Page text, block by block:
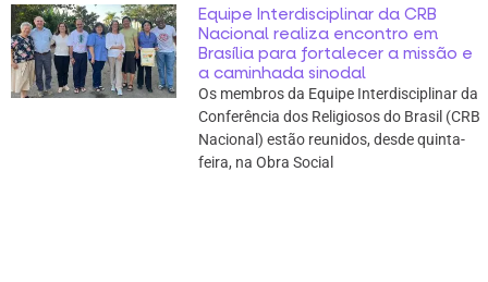
Equipe Interdisciplinar da CRB
Nacional realiza encontro em
Brasília para fortalecer a missão e
a caminhada sinodal
Os membros da Equipe Interdisciplinar da
Conferência dos Religiosos do Brasil (CRB
Nacional) estão reunidos, desde quinta-
feira, na Obra Social